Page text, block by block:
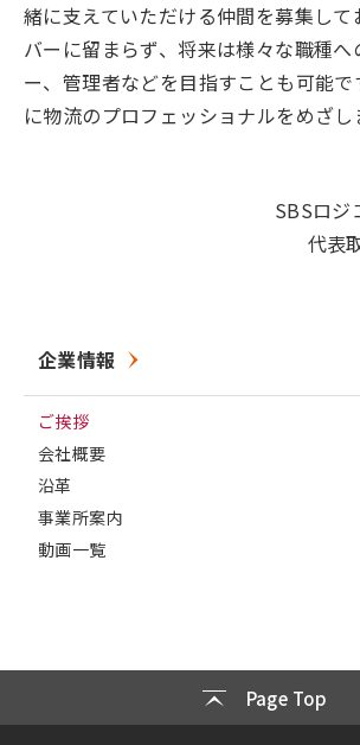
緒に支えていただける仲間を募集して
バーに留まらず、将来は様々な職種
ー、管理者などを目指すことも可能
に物流のプロフェッショナルをめざし
SBSロジ
代表
企業情報
ご挨拶
会社概要
沿革
事業所案内
動画一覧
Page Top